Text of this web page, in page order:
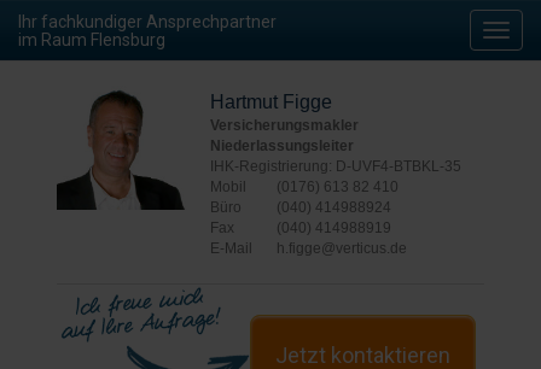
Ihr fachkundiger Ansprechpartner
im Raum Flensburg
Hartmut Figge
Versicherungsmakler
Niederlassungsleiter
IHK-Registrierung: D-UVF4-BTBKL-35
Mobil
(0176) 613 82 410
Büro
(040) 414988924
Fax
(040) 414988919
E-Mail
h.figge@verticus.de
Jetzt kontaktieren